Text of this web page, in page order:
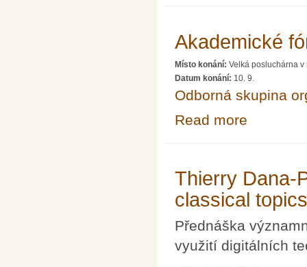
Akademické
Místo konání: Velká posluchárna v
Datum konání: 10. 9.
Odborná skupina
Read more
Thierry Dana-
classical
Přednáška
využití digitálních